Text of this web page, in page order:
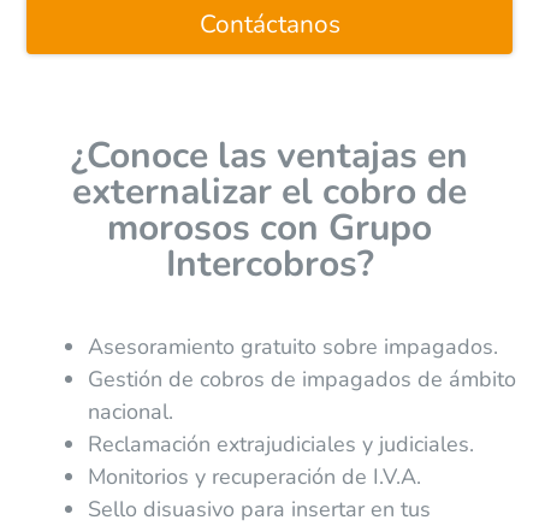
Contáctanos
¿Conoce las ventajas en
externalizar el cobro de
morosos con Grupo
Intercobros?
Asesoramiento gratuito sobre impagados.
Gestión de cobros de impagados de ámbito
nacional.
Reclamación extrajudiciales y judiciales.
Monitorios y recuperación de I.V.A.
Sello disuasivo para insertar en tus